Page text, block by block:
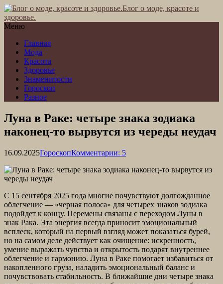
Блог о моде, красоте и
здоровье.
Меню
Главная
Мода
Красота
Здоровье
Знаменитости
Гороскоп
Разное
Луна в Раке: четыре знака зодиака
наконец-то вырвутся из череды неудач
16.09.2025ГороскопКомментарии: 5
С 15 сентября 2025 года многие почувствуют долгожданное
облегчение — «черная полоса» для четырех знаков зодиака
подойдет к концу. Перемены связаны с переходом Луны в
знак Рака. Эта энергия всегда приносит эмоциональный
всплеск, который на первый взгляд может показаться бурей,
но на самом деле действует как очищение: искренность,
умение выражать чувства и открытость подарят внутреннее
облегчение и гармонию. Луна в Раке помогает избавиться от
накопленного груза, наладить эмоциональный баланс и
почувствовать стабильность. В ближайшие дни четыре знака